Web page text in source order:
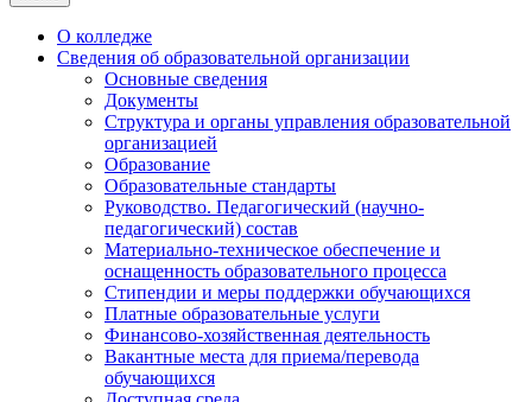
О колледже
Сведения об образовательной организации
Основные сведения
Документы
Структура и органы управления образовательной
организацией
Образование
Образовательные стандарты
Руководство. Педагогический (научно-
педагогический) состав
Материально-техническое обеспечение и
оснащенность образовательного процесса
Стипендии и меры поддержки обучающихся
Платные образовательные услуги
Финансово-хозяйственная деятельность
Вакантные места для приема/перевода
обучающихся